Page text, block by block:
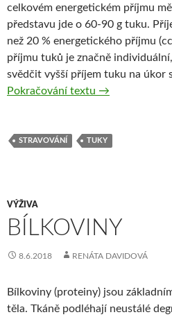
celkovém energetickém příjmu
představu jde o 60-90 g tuku.
než 20 % energetického příjmu
příjmu tuků je značně
svědčit vyšší příjem tuku na úkor
Pokračování textu Tuky
→
STRAVOVÁNÍ TUKY
VÝŽIVA
BÍLKOVINY
8.6.2018 RENÁTA DAVIDOVÁ
Bílkoviny (proteiny) jsou
těla. Tkáně podléhají neustálé